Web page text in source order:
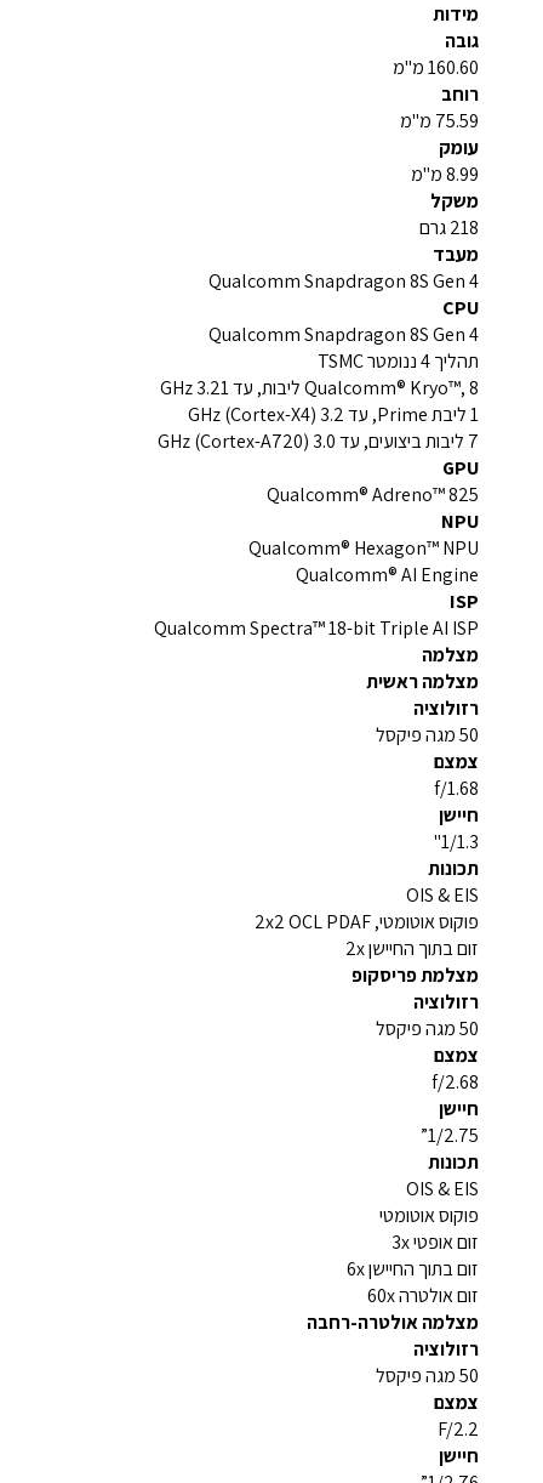
מידות
גובה
160.60 מ"מ
רוחב
75.59 מ"מ
עומק
8.99 מ"מ
משקל
218 גרם
מעבד
Qualcomm Snapdragon 8S Gen 4
CPU
Qualcomm Snapdragon 8S Gen 4
תהליך 4 ננומטר TSMC
Qualcomm® Kryo™, 8 ליבות, עד 3.21 GHz
1 ליבת Prime, עד 3.2 GHz (Cortex-X4)
7 ליבות ביצועים, עד 3.0 GHz (Cortex-A720)
GPU
Qualcomm® Adreno™ 825
NPU
Qualcomm® Hexagon™ NPU
Qualcomm® AI Engine
ISP
Qualcomm Spectra™ 18-bit Triple AI ISP
מצלמה
מצלמה ראשית
רזולוציה
50 מגה פיקסל
צמצם
f/1.68
חיישן
1/1.3"
תכונות
OIS & EIS
פוקוס אוטומטי, 2x2 OCL PDAF
זום בתוך החיישן 2x
מצלמת פריסקופ
רזולוציה
50 מגה פיקסל
צמצם
f/2.68
חיישן
1/2.75”
תכונות
OIS & EIS
פוקוס אוטומטי
זום אופטי 3x
זום בתוך החיישן 6x
זום אולטרה 60x
מצלמה אולטרה-רחבה
רזולוציה
50 מגה פיקסל
צמצם
F/2.2
חיישן